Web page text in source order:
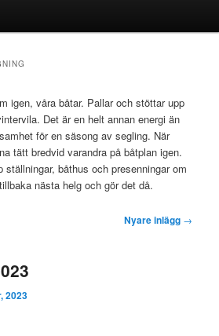
igen, våra båtar. Pallar och stöttar upp
Det är en helt annan energi än
för en säsong av segling. När
tätt bredvid varandra på båtplan igen.
ställningar, båthus och presenningar om
nästa helg och gör det då.
Nyare inlägg →
2023